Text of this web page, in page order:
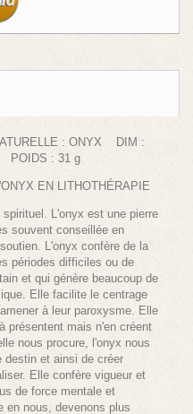
: ONYX DIM :
POIDS : 31 g
EN LITHOTHÉRAPIE
L'onyx est une pierre
souvent conseillée en
L'onyx confère de la
périodes difficiles ou de
et qui génère beaucoup de
Elle facilite le centrage
à leur paroxysme. Elle
présentent mais n'en créent
nous procure, l'onyx nous
destin et ainsi de créer
Elle confère vigueur et
de force mentale et
en nous, devenons plus